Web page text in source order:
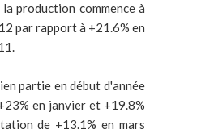
production commence à
par rapport à +21.6% en
partie en début d'année
en janvier et +19.8%
de +13.1% en mars